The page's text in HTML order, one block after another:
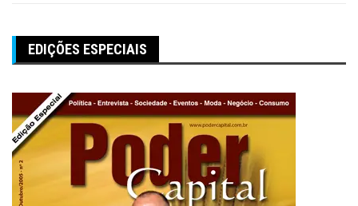
EDIÇÕES ESPECIAIS